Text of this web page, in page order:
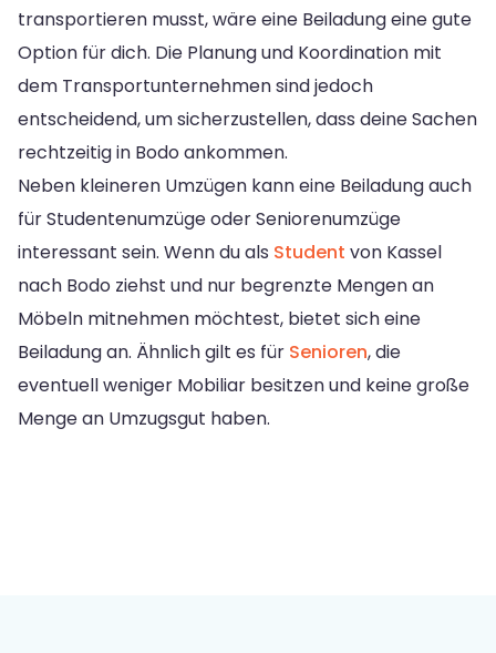
transportieren musst, wäre eine Beiladung eine gute
Option für dich. Die Planung und Koordination mit
dem Transportunternehmen sind jedoch
entscheidend, um sicherzustellen, dass deine Sachen
rechtzeitig in Bodo ankommen.
Neben kleineren Umzügen kann eine Beiladung auch
für Studentenumzüge oder Seniorenumzüge
interessant sein. Wenn du als Student von Kassel
nach Bodo ziehst und nur begrenzte Mengen an
Möbeln mitnehmen möchtest, bietet sich eine
Beiladung an. Ähnlich gilt es für Senioren, die
eventuell weniger Mobiliar besitzen und keine große
Menge an Umzugsgut haben.